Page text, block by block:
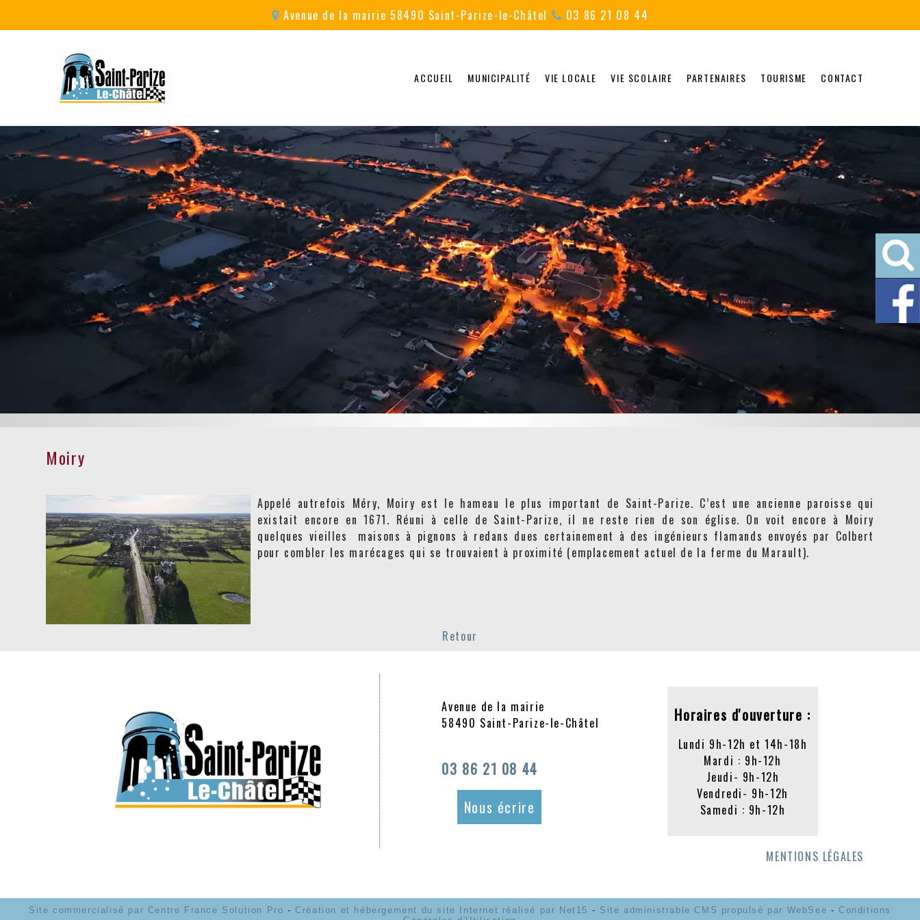
Avenue de la mairie 58490 Saint-Parize-le-Châtel 03 86 21 08 44
ACCUEIL MUNICIPALITÉ VIE LOCALE VIE SCOLAIRE PARTENAIRES TOURISME CONTACT
Un village festif
avec ses fêtes et commémorations...
A proximité du
circuit de Magny-Cours
Moiry
Appelé autrefois Méry, Moiry est le hameau le plus important de Saint-Parize. C’est une ancienne paroisse qui
existait encore en 1671. Réuni à celle de Saint-Parize, il ne reste rien de son église. On voit encore à Moiry
quelques vieilles maisons à pignons à redans dues certainement à des ingénieurs flamands envoyés par Colbert
pour combler les marécages qui se trouvaient à proximité (emplacement actuel de la ferme du Marault).
Retour
Avenue de la mairie
58490 Saint-Parize-le-Châtel
03 86 21 08 44
Nous écrire
Horaires d'ouverture :
Lundi 9h-12h et 14h-18h
Mardi : 9h-12h
Jeudi- 9h-12h
Vendredi- 9h-12h
Samedi : 9h-12h
MENTIONS LÉGALES
Site commercialisé par Centre France Solution Pro - Création et hébergement du site Internet réalisé par Net15 - Site administrable CMS propulsé par WebSee - Conditions